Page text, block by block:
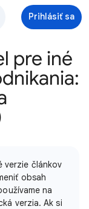
Prihlásiť sa
pre iné
verzie článkov
obsah
na
verzia. Ak si